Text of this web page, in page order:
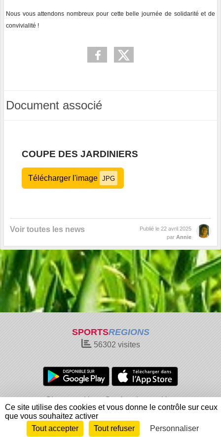
Nous vous attendons nombreux pour cette belle journée de solidarité et de
convivialité !
Document associé
COUPE DES JARDINIERS
Télécharger l'image JPG
Voir toutes les news Publié le 22 avril 2025
par Annie
SPORTSREGIONS
56302 visites
Charte cookies
Gestion des cookies
Informations légales
Signaler un contenu inapproprié
Envie de participer ? Connexion
Ce site utilise des cookies et vous donne le contrôle sur ceux
que vous souhaitez activer
Tout accepter
Tout refuser Personnaliser